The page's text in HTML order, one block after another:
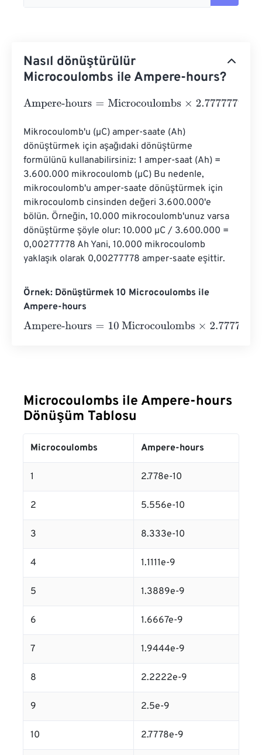
Nasıl dönüştürülür
Microcoulombs ile Ampere-hours?
Ampere-hours=Microcoulombs×2.7777777777778e
Mikrocoulomb'u (µC) amper-saate (Ah)
dönüştürmek için aşağıdaki dönüştürme
formülünü kullanabilirsiniz: 1 amper-saat (Ah) =
3.600.000 mikrocoulomb (µC) Bu nedenle,
mikrocoulomb'u amper-saate dönüştürmek için
mikrocoulomb cinsinden değeri 3.600.000'e
bölün. Örneğin, 10.000 mikrocoulomb'unuz varsa
dönüştürme şöyle olur: 10.000 µC / 3.600.000 =
0,00277778 Ah Yani, 10.000 mikrocoulomb
yaklaşık olarak 0,00277778 amper-saate eşittir.
Örnek: Dönüştürmek 10 Microcoulombs ile
Ampere-hours
Ampere-hours=10 Microcoulombs×2.7777777777778
Microcoulombs ile Ampere-hours
Dönüşüm Tablosu
Microcoulombs Ampere-hours
1 2.778e-10
2 5.556e-10
3 8.333e-10
4 1.1111e-9
5 1.3889e-9
6 1.6667e-9
7 1.9444e-9
8 2.2222e-9
9 2.5e-9
10 2.7778e-9